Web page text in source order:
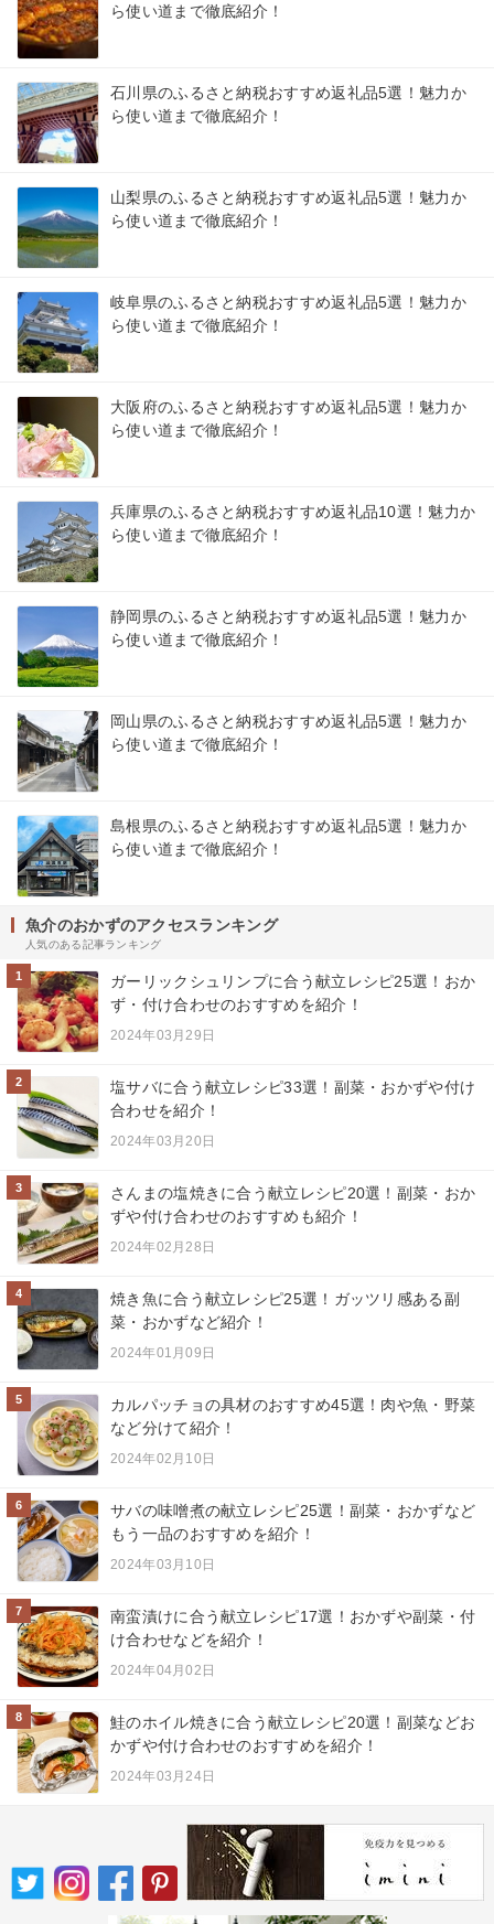
ら使い道まで徹底紹介！
石川県のふるさと納税おすすめ返礼品5選！魅力か
ら使い道まで徹底紹介！
山梨県のふるさと納税おすすめ返礼品5選！魅力か
ら使い道まで徹底紹介！
岐阜県のふるさと納税おすすめ返礼品5選！魅力か
ら使い道まで徹底紹介！
大阪府のふるさと納税おすすめ返礼品5選！魅力か
ら使い道まで徹底紹介！
兵庫県のふるさと納税おすすめ返礼品10選！魅力か
ら使い道まで徹底紹介！
静岡県のふるさと納税おすすめ返礼品5選！魅力か
ら使い道まで徹底紹介！
岡山県のふるさと納税おすすめ返礼品5選！魅力か
ら使い道まで徹底紹介！
島根県のふるさと納税おすすめ返礼品5選！魅力か
ら使い道まで徹底紹介！
魚介のおかずのアクセスランキング
人気のある記事ランキング
1
ガーリックシュリンプに合う献立レシピ25選！おか
ず・付け合わせのおすすめを紹介！
2024年03月29日
2
塩サバに合う献立レシピ33選！副菜・おかずや付け
合わせを紹介！
2024年03月20日
3
さんまの塩焼きに合う献立レシピ20選！副菜・おか
ずや付け合わせのおすすめも紹介！
2024年02月28日
4
焼き魚に合う献立レシピ25選！ガッツリ感ある副
菜・おかずなど紹介！
2024年01月09日
5
カルパッチョの具材のおすすめ45選！肉や魚・野菜
など分けて紹介！
2024年02月10日
6
サバの味噌煮の献立レシピ25選！副菜・おかずなど
もう一品のおすすめを紹介！
2024年03月10日
7
南蛮漬けに合う献立レシピ17選！おかずや副菜・付
け合わせなどを紹介！
2024年04月02日
8
鮭のホイル焼きに合う献立レシピ20選！副菜などお
かずや付け合わせのおすすめを紹介！
2024年03月24日